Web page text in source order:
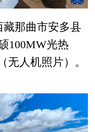
那曲市安多县
100MW光热
无人机照片）。